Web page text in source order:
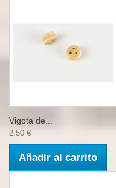
Vigota de...
2,50 €
Añadir al carrito